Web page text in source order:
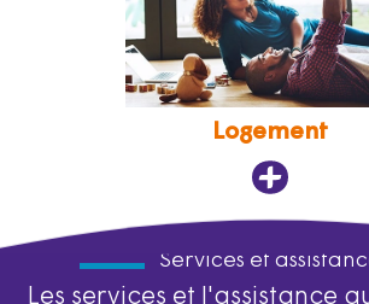
Logement
Services et
Les services et l'assistance